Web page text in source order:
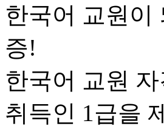
한국어 교원이
증!
한국어 교원
취득인 1급을